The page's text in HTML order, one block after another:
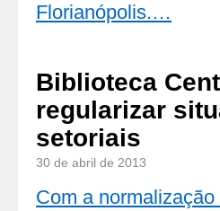
Florianópolis.…
Biblioteca
regularizar
setoriais
30 de abril de 2013
Com a